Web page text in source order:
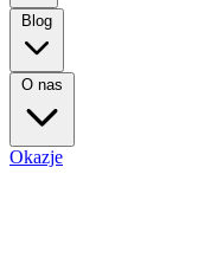
Blog
O nas
Okazje